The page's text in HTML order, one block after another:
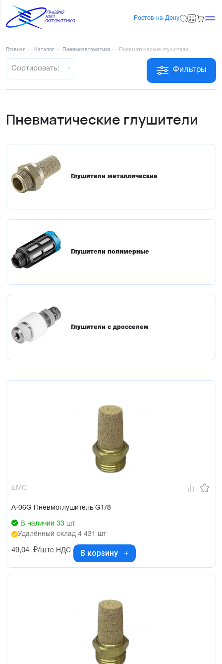
Ростов-на-Дону
Главная — Каталог — Пневмоавтоматика — Пневматические глушители
Фильтры
Сортировать:
Пневматические глушители
Глушители металлические
Глушители полимерные
Глушители с дросселем
EMC
A-06G Пневмоглушитель G1/8
В наличии 33 шт
Удалённый склад 4 431 шт
49,04 ₽/штс НДС В корзину